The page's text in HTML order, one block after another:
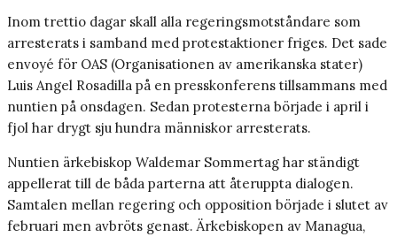
Inom trettio dagar skall alla regeringsmotståndare som
arresterats i samband med protestaktioner friges. Det sade
envoyé för OAS (Organisationen av amerikanska stater)
Luis Angel Rosadilla på en presskonferens tillsammans med
nuntien på onsdagen. Sedan protesterna började i april i
fjol har drygt sju hundra människor arresterats.
Nuntien ärkebiskop Waldemar Sommertag har ständigt
appellerat till de båda parterna att återuppta dialogen.
Samtalen mellan regering och opposition började i slutet av
februari men avbröts genast. Ärkebiskopen av Managua,